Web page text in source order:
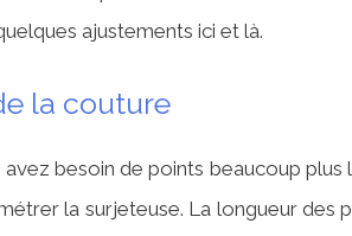
ajustements ici et là.
la couture
besoin de points beaucoup
la surjeteuse. La longueur des